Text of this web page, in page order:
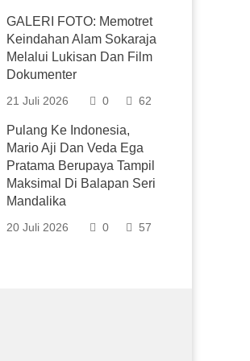
GALERI FOTO: Memotret
Keindahan Alam Sokaraja
Melalui Lukisan Dan Film
Dokumenter
21 Juli 2026 0 62
Pulang Ke Indonesia,
Mario Aji Dan Veda Ega
Pratama Berupaya Tampil
Maksimal Di Balapan Seri
Mandalika
20 Juli 2026 0 57